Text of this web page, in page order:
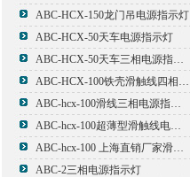
ABC-HCX-150龙门吊电源指示灯
ABC-HCX-50天车电源指示灯
ABC-HCX-50天车三相电源指示灯
ABC-HCX-100铁壳滑触线四相电源指示灯
ABC-hcx-100滑线三相电源指示灯
ABC-hcx-100超薄型滑触线电源指示灯
ABC-hcx-100 上海直销厂家滑触线指示灯
ABC-2三相电源指示灯